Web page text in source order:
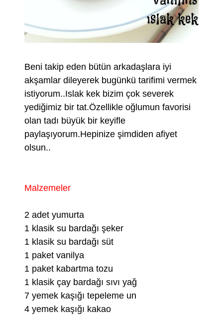
Beni takip eden bütün arkadaşlara iyi
akşamlar dileyerek bugünkü tarifimi vermek
istiyorum..Islak kek bizim çok severek
yediğimiz bir tat.Özellikle oğlumun favorisi
olan tadı büyük bir keyifle
paylaşıyorum.Hepinize şimdiden afiyet
olsun..
Malzemeler
2 adet yumurta
1 klasik su bardağı şeker
1 klasik su bardağı süt
1 paket vanilya
1 paket kabartma tozu
1 klasik çay bardağı sıvı yağ
7 yemek kaşığı tepeleme un
4 yemek kaşığı kakao